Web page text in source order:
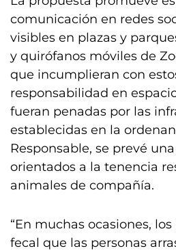
comunicación en redes
visibles en plazas y
y quirófanos móviles de
que incumplieran con
responsabilidad en
fueran penadas por las
establecidas en la
Responsable, se prevé
orientados a la tenencia
animales de compañía.
“En muchas ocasiones,
fecal que las personas